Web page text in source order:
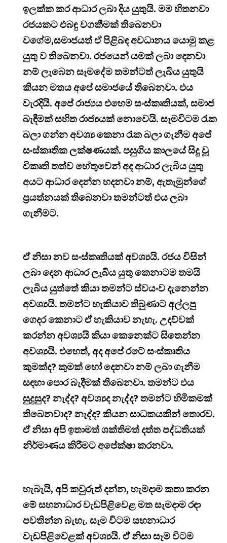
ඉලක්ක කර ආධාර ලබා දිය යුතුයි. මම හිතනවා
රජයකට එබඳු වගකීමක් තිබෙනවා
වගේම,සමාජයත් ඒ පිළිබඳ අවධානය යොමු කළ
යුතු ව තිබෙනවා. රජයෙන් යමක් ලබා දෙනවා
නම් ලැබෙන සෑමදේම තමන්ටත් ලැබිය යුතුයි
කියන මතය අපේ සමාජයේ තිබෙනවා. එය
වැරදියි. අපේ රාජ්‍යය එහෙම සංස්කෘතියක්, සමාජ
බැඳීමක් සහිත රාජ්‍යයක් නොවෙයි. සෑමවිටම රැක
බලා ගන්න අවශ්‍ය කෙනා රැක බලා ගැනීම අපේ
සංස්කෘතික ලක්ෂණයක්. පසුගිය කාලයේ සිදු වූ
විකෘති තත්ව හේතුවෙන් අද ආධාර ලැබිය යුතු
අයට ආධාර දෙන්න හදනවා නම්, ඇතැමුන්ගේ
ප්‍රයත්නයක් තිබෙනවා තමන්ටත් එය ලබා
ගැනීමට.
ඒ නිසා නව සංස්කෘතියක් අවශ්‍යයි. රජය විසින්
ලබා දෙන ආධාර ලැබිය යුතු කෙනාටම තමයි
ලැබිය යුත්තේ කියා තමන්ට ස්වයංව දැනෙන්න
අවශ්‍යයි. තමන්ට හැකියාව තිබුණාට අල්ලපු
ගෙදර කෙනාට ඒ හැකියාව නැහැ. උදව්වක්
කරන්න අවශ්‍යයි කියා කෙනෙක්ට සිතෙන්න
අවශ්‍යයි. එහෙත්, අද අපේ රටේ සංස්කෘතිය
කුමක්ද? කුමක් හෝ දෙනවා නම් ලබා ගැනීම
සඳහා පොර බැදීමක් තිබෙනවා. තමන්ට එය
සුදුසුද? නැද්ද? අවශ්‍යද නැද්ද? තමන්ට හිමිකමක්
තිබෙනවාද? නැද්ද? කියන සාධකයකින් තොරව.
ඒ නිසා අපි ඉතාමත් ශක්තිමත් දත්ත පද්ධතියක්
නිර්මාණය කිරීමට අපේක්ෂා කරනවා.
හැබැයි, අපි කවුරුත් දන්න, හැමදාම කතා කරන
මේ සහනාධාර වැඩපිළිවෙළ මත සැමදාම රඳා
පවතින්න බැහැ. සෑම විටම සහනාධාර
වැඩපිළිවෙළක් අවශ්‍යයි. ඒ නිසා සෑම විටම